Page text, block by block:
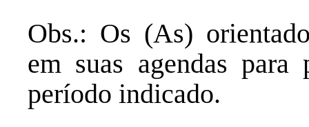
Obs.: Os (As)
em suas agendas
período indicado.